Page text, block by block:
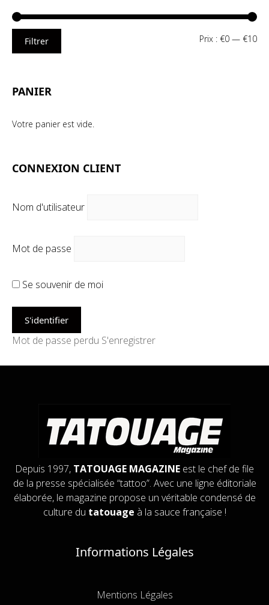
Filtrer Prix : €0 — €10
PANIER
Votre panier est vide.
CONNEXION CLIENT
Nom d'utilisateur
Mot de passe
Se souvenir de moi
Mot de passe perdu S'enregistrer
Depuis 1997, TATOUAGE MAGAZINE est le chef de file
de la presse spécialisée “tattoo”. Avec une ligne éditoriale
élaborée, le magazine propose un véritable condensé de
culture du tatouage à la sauce française !
Informations Légales
Mentions Légales